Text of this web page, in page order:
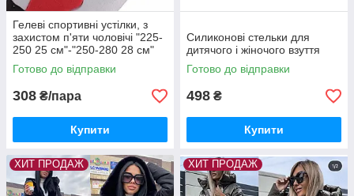
Гелеві спортивні устілки, з
захистом п'яти чоловічі "225-
250 25 см"-"250-280 28 см"
Готово до відправки
308 ₴/пара
Купити
Силиконові стельки для
дитячого і жіночого взуття
Готово до відправки
498 ₴
Купити
ХИТ ПРОДАЖ ХИТ ПРОДАЖ